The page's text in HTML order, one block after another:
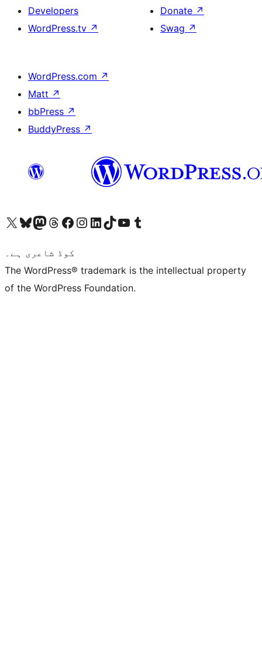
Developers
WordPress.tv ↗
Donate ↗
Swag ↗
WordPress.com ↗
Matt ↗
bbPress ↗
BuddyPress ↗
Visit our X (formerly Twitter) account
ہمارے بلیواسکائی اکاؤنٹ پر جائیں
Visit our Mastodon account
ہمارے ٹھریڈز اکاؤنٹ پر جائیں
Visit our Facebook page
Visit our Instagram account
Visit our LinkedIn account
ہمارے ٹک ٹاک اکاؤنٹ پر جائیں
Visit our YouTube channel
ہمارے ٹمبلر اکاؤنٹ پر جائیں
کوڈ شاعری ہے۔
The WordPress® trademark is the intellectual property
of the WordPress Foundation.